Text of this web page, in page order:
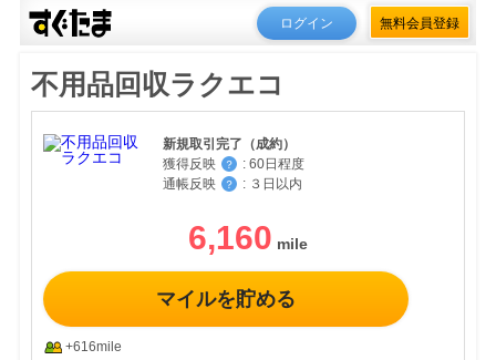
ログイン 無料会員登録
不用品回収ラクエコ
新規取引完了（成約）
獲得反映
？ : 60日程度
通帳反映
？ : ３日以内
6,160
マイルを貯める
+616mile